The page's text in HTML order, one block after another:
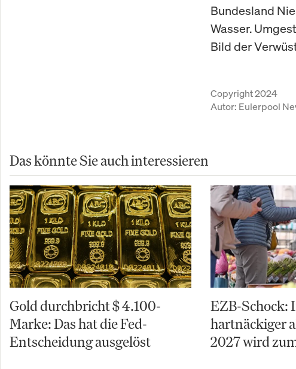
Bundesland
Wasser.
Bild der
Copyright 2024
Autor: Eulerpool
Das könnte Sie auch interessieren
Gold durchbricht $ 4.100-
Marke: Das hat die Fed-
Entscheidung ausgelöst
EZB-Schock:
hartnäckiger
2027 wird